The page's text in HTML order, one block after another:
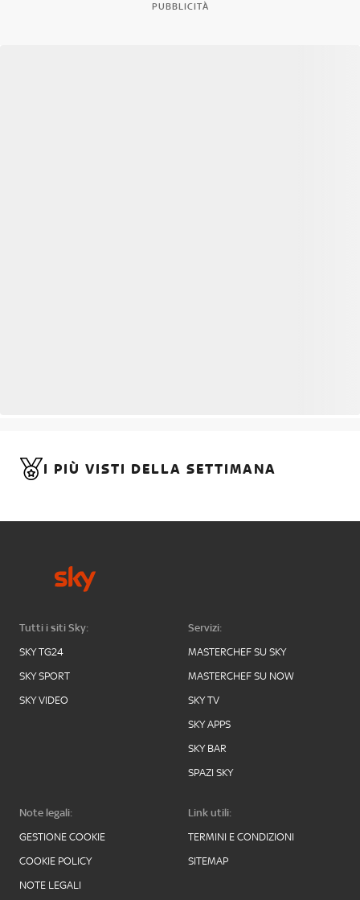
PUBBLICITÀ
I PIÙ VISTI DELLA SETTIMANA
Tutti i siti Sky:
SKY TG24
SKY SPORT
SKY VIDEO
Servizi:
MASTERCHEF SU SKY
MASTERCHEF SU NOW
SKY TV
SKY APPS
SKY BAR
SPAZI SKY
Note legali:
GESTIONE COOKIE
COOKIE POLICY
NOTE LEGALI
Link utili:
TERMINI E CONDIZIONI
SITEMAP